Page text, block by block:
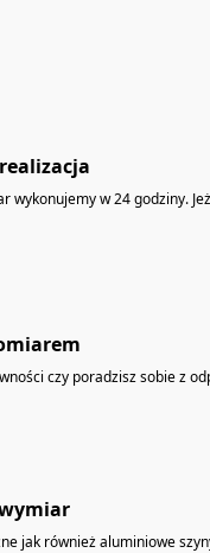
wykonujemy w 24 godziny.
czy poradzisz sobie z
jak również aluminiowe